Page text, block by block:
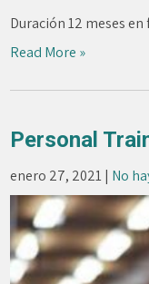
Duración 12 meses
Read More »
Personal
enero 27, 2021| No